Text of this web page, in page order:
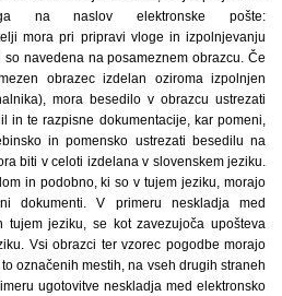
na naslov elektronske pošte:
mora pri pripravi vloge in izpolnjevanju
navedena na posameznem obrazcu. Če
obrazec izdelan oziroma izpolnjen
mora besedilo v obrazcu ustrezati
in te razpisne dokumentacije, kar pomeni,
in pomensko ustrezati besedilu na
biti v celoti izdelana v slovenskem jeziku.
in podobno, ki so v tujem jeziku, morajo
dokumenti. V primeru neskladja med
tujem jeziku, se kot zavezujoča upošteva
Vsi obrazci ter vzorec pogodbe morajo
označenih mestih, na vseh drugih straneh
ugotovitve neskladja med elektronsko